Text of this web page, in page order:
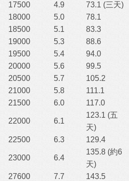
17500 4.9
73.1 (三天)
18000 5.0
78.1
18500 5.1
83.3
19000 5.3
88.6
19500 5.4
94.0
20000 5.6
99.5
20500 5.7
105.2
21000 5.8
111.1
21500 6.0 117.0
22000 6.1
123.1 (五
天)
22500 6.3 129.4
23000 6.4
135.8 (約6
天)
27600 7.7
143.5